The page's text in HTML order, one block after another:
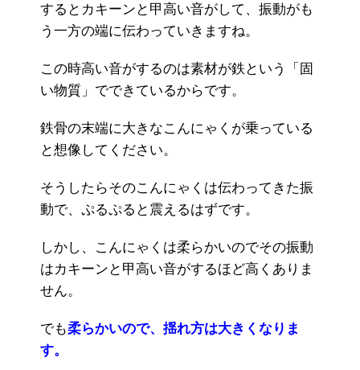
するとカキーンと甲高い音がして、振動がも
う一方の端に伝わっていきますね。
この時高い音がするのは素材が鉄という「固
い物質」でできているからです。
鉄骨の末端に大きなこんにゃくが乗っている
と想像してください。
そうしたらそのこんにゃくは伝わってきた振
動で、ぷるぷると震えるはずです。
しかし、こんにゃくは柔らかいのでその振動
はカキーンと甲高い音がするほど高くありま
せん。
でも柔らかいので、揺れ方は大きくなりま
す。